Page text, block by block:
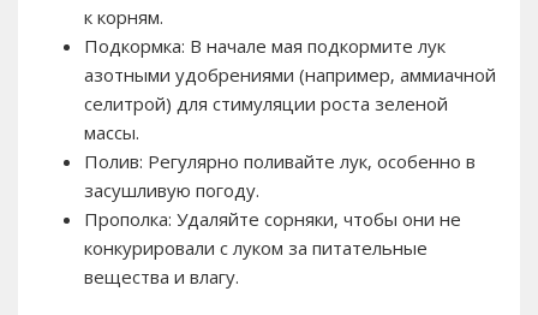
к корням.
Подкормка: В начале мая подкормите лук
азотными удобрениями (например‚ аммиачной
селитрой) для стимуляции роста зеленой
массы.
Полив: Регулярно поливайте лук‚ особенно в
засушливую погоду.
Прополка: Удаляйте сорняки‚ чтобы они не
конкурировали с луком за питательные
вещества и влагу.